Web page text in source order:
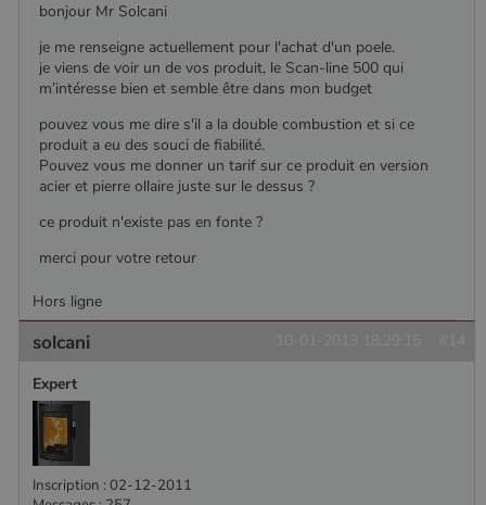
bonjour Mr Solcani
je me renseigne actuellement pour l'achat d'un poele.
je viens de voir un de vos produit, le Scan-line 500 qui
m’intéresse bien et semble être dans mon budget
pouvez vous me dire s'il a la double combustion et si ce
produit a eu des souci de fiabilité.
Pouvez vous me donner un tarif sur ce produit en version
acier et pierre ollaire juste sur le dessus ?
ce produit n'existe pas en fonte ?
merci pour votre retour
Hors ligne
solcani
Expert
Inscription : 02-12-2011